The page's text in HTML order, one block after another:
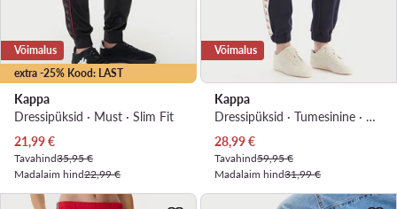
extra -25% Kood: LAST
Võimalus
Kappa
Dressipüksid · Must · Slim Fit
Praegune hind
21,99€
Tavahind35,95 €
Madalaim hind22,99 €
Võimalus
Kappa
Dressipüksid · Tumesinine · Regular Fit
Praegune hind
28,99€
Tavahind59,95 €
Madalaim hind31,99 €